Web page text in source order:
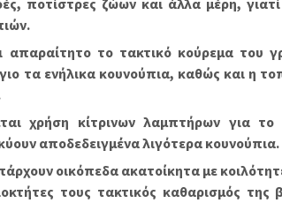
ποτίστρες ζώων και άλλα μέρη,
απαραίτητο το τακτικό κούρεμα του
τα ενήλικα κουνούπια, καθώς και η
χρήση κίτρινων λαμπτήρων για
αποδεδειγμένα λιγότερα κουνούπια.
οικόπεδα ακατοίκητα με
τους τακτικός καθαρισμός